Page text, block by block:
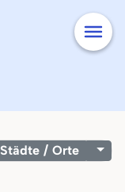
/ Orte